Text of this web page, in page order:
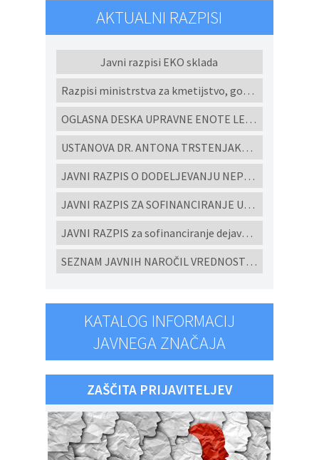
AKTUALNI RAZPISI
Javni razpisi EKO sklada
Razpisi ministrstva za kmetijstvo, gozdarstvo in prehrano
OGLASNA DESKA UPRAVNE ENOTE LENART
USTANOVA DR. ANTONA TRSTENJAKA - Razpisi za študijske programe in projekte 2022
JAVNI RAZPIS O DODELJEVANJU NEPOVRATNIH FINANČNIH SREDSTEV ZA IZGRADNJO MALIH KOMUNALNIH ČISTILNIH NAPRAV IN HIŠNIH PREČRPALIŠČ V OBČINI CERKVENJAK V LETU 2026
JAVNI RAZPIS ZA SOFINANCIRANJE UKREPOV POSPEŠEVANJA IN SPODBUJANJE RAZVOJA MALEGA GOSPODARSTVA V OBČINI CERKVENJAK ZA LETO 2026
JAVNI RAZPIS za sofinanciranje dejavnosti ljubiteljske kulture, javnih kulturnih programov in javnih kulturnih prireditev in projektov v Občini Cerkvenjak za leto 2026
SEZNAM JAVNIH NAROČIL VREDNOSTI NAD 10.000 eur brez DDV ODDANIH PO EVIDENČNEM POSTOPKU V SKLADU ZJN-3 za leto 2025
KATALOG INFORMACIJ
JAVNEGA ZNAČAJA
ZAŠČITA PRIJAVITELJEV